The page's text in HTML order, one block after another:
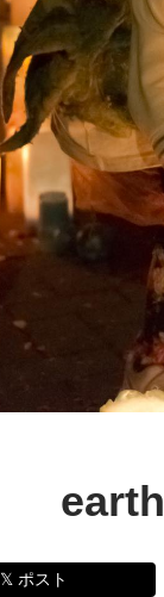
𝕏 ポスト